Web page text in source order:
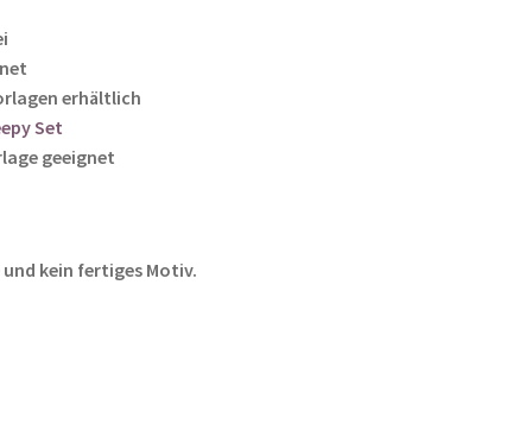
erhältlich
Set
geeignet
kein fertiges Motiv.